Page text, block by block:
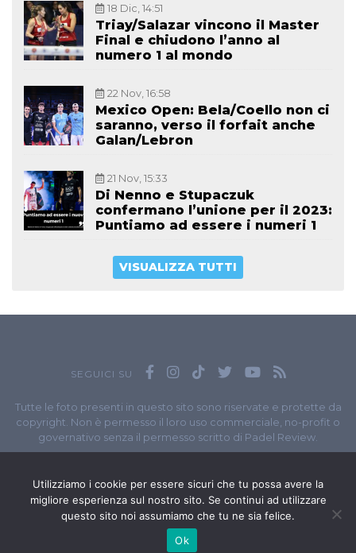
18 Dic, 14:51
Triay/Salazar vincono il Master
Final e chiudono l’anno al
numero 1 al mondo
22 Nov, 16:58
Mexico Open: Bela/Coello non ci
saranno, verso il forfait anche
Galan/Lebron
21 Nov, 15:33
Di Nenno e Stupaczuk
confermano l’unione per il 2023:
Puntiamo ad essere i numeri 1
VISUALIZZA TUTTI
SEGUICI SU
Tutte le foto presenti in questo sito sono riservate e protette da
copyright. Non è permesso il loro uso commerciale, no-profit o
governativo senza il permesso scritto di Padel Review.
// P.I. 11965351007
© Copyright 2020-2026 // Web Developer
Utilizziamo i cookie per essere sicuri che tu possa avere la
migliore esperienza sul nostro sito. Se continui ad utilizzare
questo sito noi assumiamo che tu ne sia felice.
Ok